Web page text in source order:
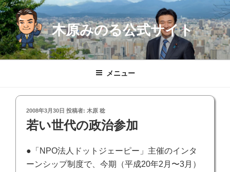
コ
ン
テ
ン
ツ
木原みのる公式サイト
メニュー
投
稿
日:
2008年3月30日 投稿者: 木原 稔
若い世代の政治参加
●「NPO法人ドットジェーピー」主催のインタ
ーンシップ制度で、今期（平成20年2月〜3月）